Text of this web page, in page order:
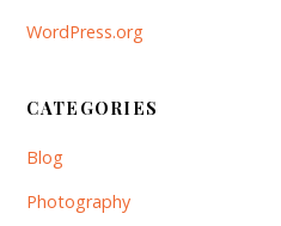
WordPress.org
CATEGORIES
Blog
Photography